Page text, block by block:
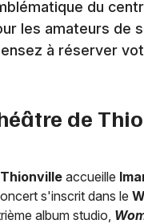
Artistes en
Magazine à
du
les amateurs de
à réserver
de
accueille
s'inscrit dans le
album studio,